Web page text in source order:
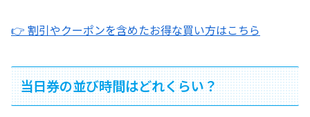
👉 割引やクーポンを含めたお得な買い方はこちら
当日券の並び時間はどれくらい？